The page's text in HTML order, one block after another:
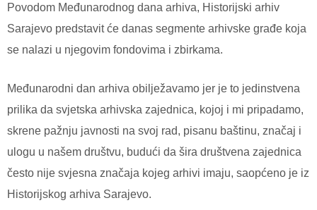
Povodom Međunarodnog dana arhiva, Historijski arhiv
Sarajevo predstavit će danas segmente arhivske građe koja
se nalazi u njegovim fondovima i zbirkama.
Međunarodni dan arhiva obilježavamo jer je to jedinstvena
prilika da svjetska arhivska zajednica, kojoj i mi pripadamo,
skrene pažnju javnosti na svoj rad, pisanu baštinu, značaj i
ulogu u našem društvu, budući da šira društvena zajednica
često nije svjesna značaja kojeg arhivi imaju, saopćeno je iz
Historijskog arhiva Sarajevo.